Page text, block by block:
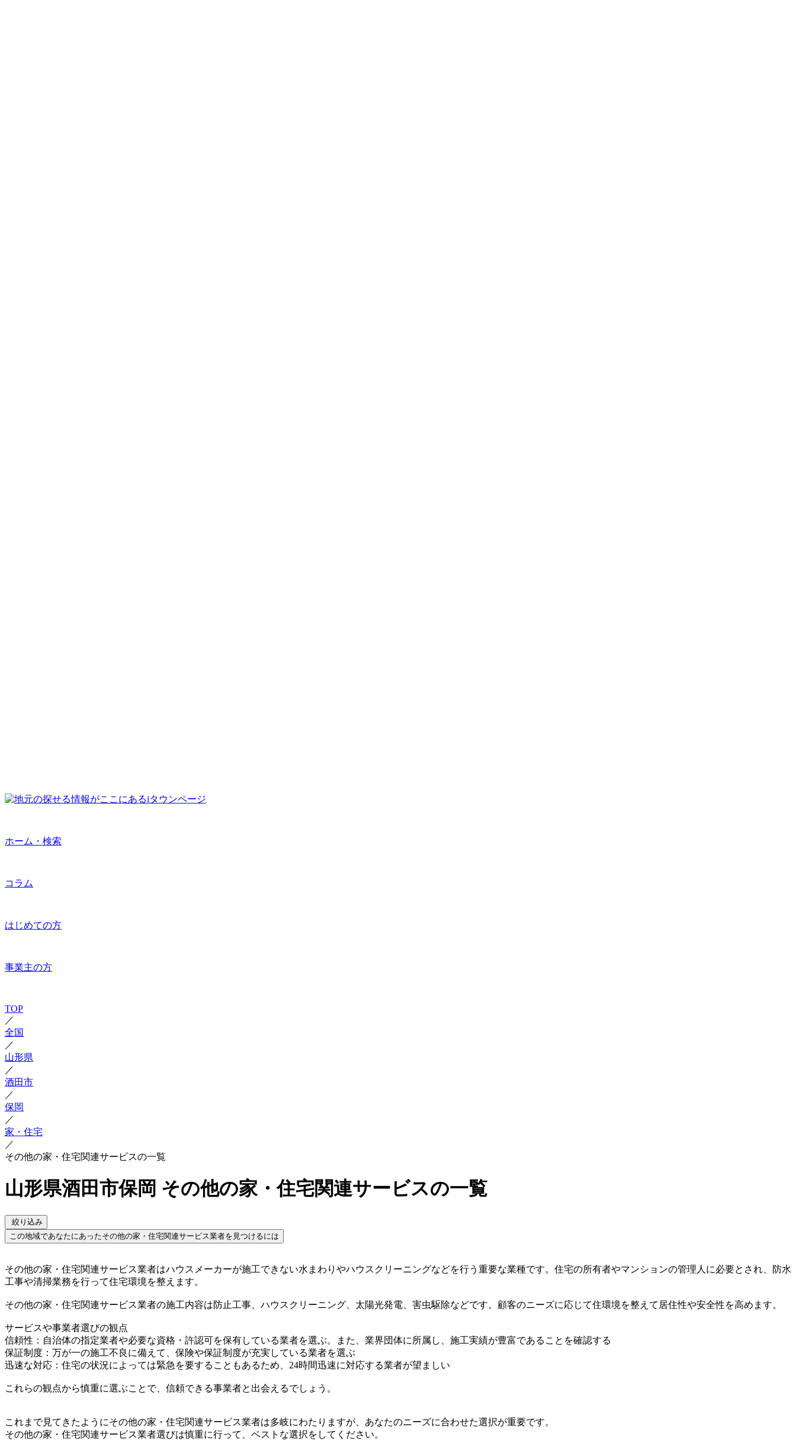
ホーム・検索
コラム
はじめての方
事業主の方
TOP
／
全国
／
山形県
／
酒田市
／
保岡
／
家・住宅
／
その他の家・住宅関連サービスの一覧
山形県酒田市保岡 その他の家・住宅関連サービスの一覧
絞り込み
この地域であなたにあったその他の家・住宅関連サービス業者を見つけるには
その他の家・住宅関連サービス業者はハウスメーカーが施工できない水まわりやハウスクリーニングなどを行う重要な業種です。住宅の所有者やマンションの管理人に必要とされ、防水
工事や清掃業務を行って住宅環境を整えます。
その他の家・住宅関連サービス業者の施工内容は防止工事、ハウスクリーニング、太陽光発電、害虫駆除などです。顧客のニーズに応じて住環境を整えて居住性や安全性を高めます。
サービスや事業者選びの観点
信頼性：自治体の指定業者や必要な資格・許認可を保有している業者を選ぶ。また、業界団体に所属し、施工実績が豊富であることを確認する
保証制度：万が一の施工不良に備えて、保険や保証制度が充実している業者を選ぶ
迅速な対応：住宅の状況によっては緊急を要することもあるため、24時間迅速に対応する業者が望ましい
これらの観点から慎重に選ぶことで、信頼できる事業者と出会えるでしょう。
これまで見てきたようにその他の家・住宅関連サービス業者は多岐にわたりますが、あなたのニーズに合わせた選択が重要です。
その他の家・住宅関連サービス業者選びは慎重に行って、ベストな選択をしてください。